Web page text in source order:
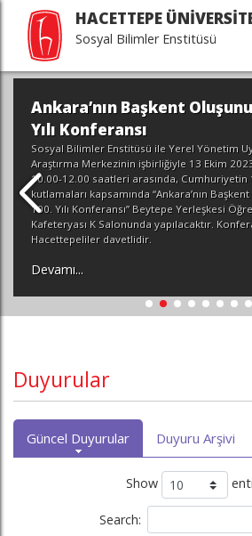
HACETTEPE
Sosyal Bilimler Enstitüsü
Ankara’nın Başkent
Yılı Konferansı
Sosyal Bilimler Enstitüsü ile Yerel Yönetim
Araştırma Merkezinin işbirliğiyle 13 Ekim
10.00-12.00 saatleri arasında, Cumhuriyetin
kutlamaları kapsamında “Ankara’nın
100. Yılı Konferansı” Beytepe Yerleşkesi
Kafeteryası K Salonunda yapılacaktır.
Hacettepeliler davetlidir.
Devamı...
Duyurular
Güncel Duyurular Duyuru Arşivi
Show
Search: